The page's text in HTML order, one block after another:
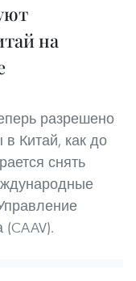
на
разрешено
Китай, как до
снять